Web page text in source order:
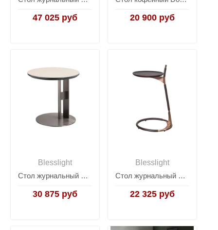
47 025 руб 20 900 руб
Blesslight
Стол журнальный Vecoli S
30 875 руб
Blesslight
Стол журнальный GQ
22 325 руб